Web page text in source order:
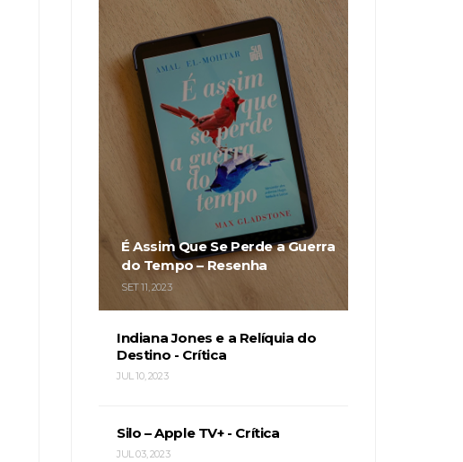
É Assim Que Se Perde a Guerra
do Tempo – Resenha
SET 11, 2023
Indiana Jones e a Relíquia do
Destino - Crítica
JUL 10, 2023
Silo – Apple TV+ - Crítica
JUL 03, 2023